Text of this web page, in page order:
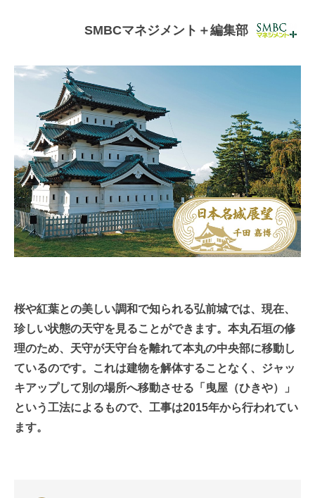
プライバシーポリシー
本サイトのご利用にあたって
お問い合わせ
運営会社
SMBCマネジメント＋編集部
桜や紅葉との美しい調和で知られる弘前城では、現在、
珍しい状態の天守を見ることができます。本丸石垣の修
理のため、天守が天守台を離れて本丸の中央部に移動し
ているのです。これは建物を解体することなく、ジャッ
キアップして別の場所へ移動させる「曳屋（ひきや）」
という工法によるもので、工事は2015年から行われてい
ます。